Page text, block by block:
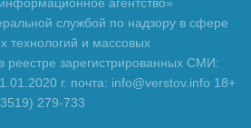
службой по надзору в сфере
технологий и массовых
реестре зарегистрированных СМИ:
г. почта: info@verstov.info 18+
279-733